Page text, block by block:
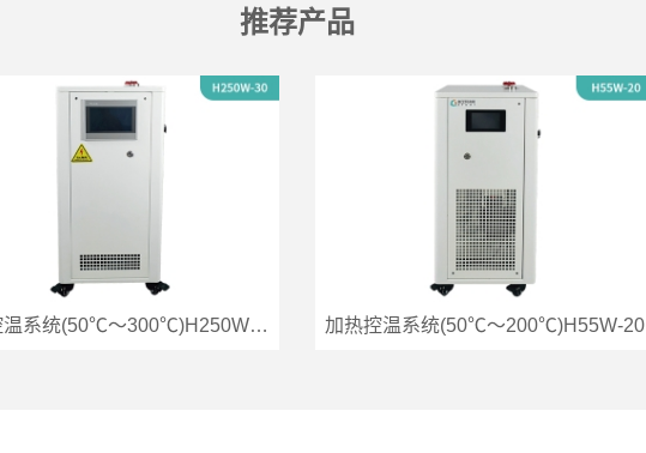
推荐产品
加热控温系统(50℃～300℃)H250W-30 加热控温系统(50℃～200℃)H55W-20